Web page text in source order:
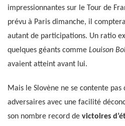
impressionnantes sur le Tour de
prévu à Paris dimanche, il comptera
autant de participations. Un ratio
quelques géants comme Louison
avaient atteint avant lui.
Mais le Slovène ne se contente pas
adversaires avec une facilité
son nombre record de victoires